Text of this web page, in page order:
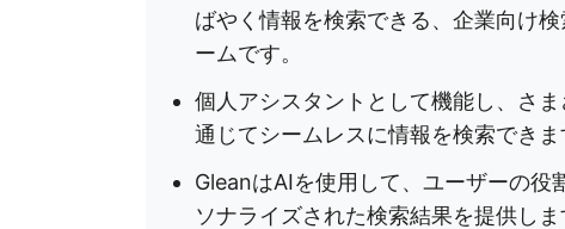
ばやく情報を検索できる、企業向け
ームです。
個人アシスタントとして機能し、さ
通じてシームレスに情報を検索できま
GleanはAIを使用して、ユーザーの役
ソナライズされた検索結果を提供しま